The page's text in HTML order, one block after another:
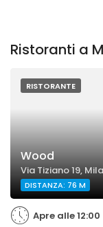
Ristoranti a
RISTORANTE
Wood
Via Tiziano 19,
DISTANZA: 76 M
Apre alle 12:00